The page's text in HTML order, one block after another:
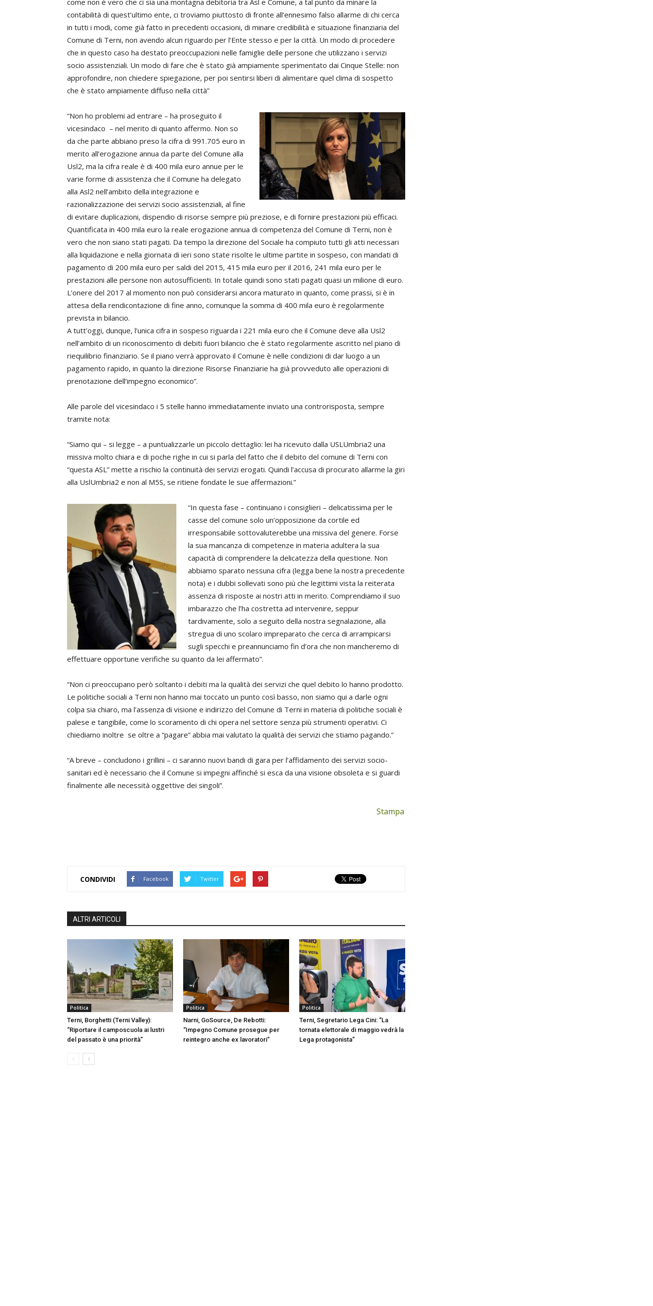
come non è vero che ci sia una montagna debitoria tra Asl e Comune, a tal punto da minare la
contabilità di quest’ultimo ente, ci troviamo piuttosto di fronte all’ennesimo falso allarme di chi cerca
in tutti i modi, come già fatto in precedenti occasioni, di minare credibilità e situazione finanziaria del
Comune di Terni, non avendo alcun riguardo per l’Ente stesso e per la città. Un modo di procedere
che in questo caso ha destato preoccupazioni nelle famiglie delle persone che utilizzano i servizi
socio assistenziali. Un modo di fare che è stato già ampiamente sperimentato dai Cinque Stelle: non
approfondire, non chiedere spiegazione, per poi sentirsi liberi di alimentare quel clima di sospetto
che è stato ampiamente diffuso nella città”
“Non ho problemi ad entrare – ha proseguito il
vicesindaco – nel merito di quanto affermo. Non so
da che parte abbiano preso la cifra di 991.705 euro in
merito all’erogazione annua da parte del Comune alla
Usl2, ma la cifra reale è di 400 mila euro annue per le
varie forme di assistenza che il Comune ha delegato
alla Asl2 nell’ambito della integrazione e
razionalizzazione dei servizi socio assistenziali, al fine
di evitare duplicazioni, dispendio di risorse sempre più preziose, e di fornire prestazioni più efficaci.
Quantificata in 400 mila euro la reale erogazione annua di competenza del Comune di Terni, non è
vero che non siano stati pagati. Da tempo la direzione del Sociale ha compiuto tutti gli atti necessari
alla liquidazione e nella giornata di ieri sono state risolte le ultime partite in sospeso, con mandati di
pagamento di 200 mila euro per saldi del 2015, 415 mila euro per il 2016, 241 mila euro per le
prestazioni alle persone non autosufficienti. In totale quindi sono stati pagati quasi un milione di euro.
L’onere del 2017 al momento non può considerarsi ancora maturato in quanto, come prassi, si è in
attesa della rendicontazione di fine anno, comunque la somma di 400 mila euro è regolarmente
prevista in bilancio.
A tutt’oggi, dunque, l’unica cifra in sospeso riguarda i 221 mila euro che il Comune deve alla Usl2
nell’ambito di un riconoscimento di debiti fuori bilancio che è stato regolarmente ascritto nel piano di
riequilibrio finanziario. Se il piano verrà approvato il Comune è nelle condizioni di dar luogo a un
pagamento rapido, in quanto la direzione Risorse Finanziarie ha già provveduto alle operazioni di
prenotazione dell’impegno economico”.
Alle parole del vicesindaco i 5 stelle hanno immediatamente inviato una controrisposta, sempre
tramite nota:
“Siamo qui – si legge – a puntualizzarle un piccolo dettaglio: lei ha ricevuto dalla USLUmbria2 una
missiva molto chiara e di poche righe in cui si parla del fatto che il debito del comune di Terni con
“questa ASL” mette a rischio la continuità dei servizi erogati. Quindi l’accusa di procurato allarme la giri
alla UslUmbria2 e non al M5S, se ritiene fondate le sue affermazioni.”
“In questa fase – continuano i consiglieri – delicatissima per le
casse del comune solo un’opposizione da cortile ed
irresponsabile sottovaluterebbe una missiva del genere. Forse
la sua mancanza di competenze in materia adultera la sua
capacità di comprendere la delicatezza della questione. Non
abbiamo sparato nessuna cifra (legga bene la nostra precedente
nota) e i dubbi sollevati sono più che legittimi vista la reiterata
assenza di risposte ai nostri atti in merito. Comprendiamo il suo
imbarazzo che l’ha costretta ad intervenire, seppur
tardivamente, solo a seguito della nostra segnalazione, alla
stregua di uno scolaro impreparato che cerca di arrampicarsi
sugli specchi e preannunciamo fin d’ora che non mancheremo di
effettuare opportune verifiche su quanto da lei affermato”.
“Non ci preoccupano però soltanto i debiti ma la qualità dei servizi che quel debito lo hanno prodotto.
Le politiche sociali a Terni non hanno mai toccato un punto così basso, non siamo qui a darle ogni
colpa sia chiaro, ma l’assenza di visione e indirizzo del Comune di Terni in materia di politiche sociali è
palese e tangibile, come lo scoramento di chi opera nel settore senza più strumenti operativi. Ci
chiediamo inoltre se oltre a “pagare” abbia mai valutato la qualità dei servizi che stiamo pagando.”
“A breve – concludono i grillini – ci saranno nuovi bandi di gara per l’affidamento dei servizi socio-
sanitari ed è necessario che il Comune si impegni affinché si esca da una visione obsoleta e si guardi
finalmente alle necessità oggettive dei singoli”.
Stampa
CONDIVIDI Facebook Twitter
ALTRI ARTICOLI
Politica
Terni, Borghetti (Terni Valley):
“Riportare il camposcuola ai lustri
del passato è una priorità”
Politica
Narni, GoSource, De Rebotti:
“Impegno Comune prosegue per
reintegro anche ex lavoratori”
Politica
Terni, Segretario Lega Cini: “La
tornata elettorale di maggio vedrà la
Lega protagonista”